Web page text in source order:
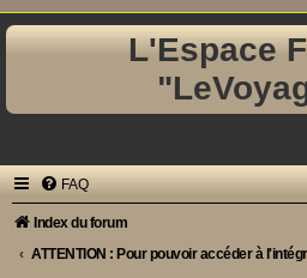
L'Espace
FAQ
Index du forum
ATTENTION : Pour pouvoir accéder à